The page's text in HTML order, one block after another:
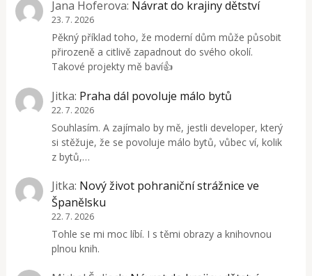
Jana Hoferova: Návrat do krajiny dětství
23. 7. 2026
Pěkný příklad toho, že moderní dům může působit
přirozeně a citlivě zapadnout do svého okolí.
Takové projekty mě baví👍
Jitka: Praha dál povoluje málo bytů
22. 7. 2026
Souhlasím. A zajímalo by mě, jestli developer, který
si stěžuje, že se povoluje málo bytů, vůbec ví, kolik
z bytů,…
Jitka: Nový život pohraniční strážnice ve
Španělsku
22. 7. 2026
Tohle se mi moc líbí. I s těmi obrazy a knihovnou
plnou knih.